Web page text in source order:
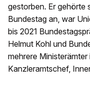
gestorben. Er gehörte
Bundestag an, war
bis 2021
Helmut Kohl und
mehrere
Kanzleramtschef,